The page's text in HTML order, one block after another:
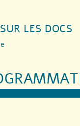
LES DOCS